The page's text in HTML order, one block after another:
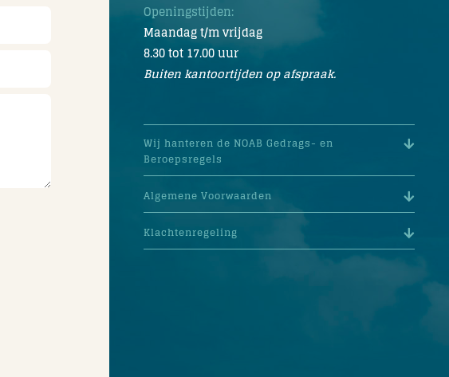
Openingstijden:
Maandag t/m vrijdag
8.30 tot 17.00 uur
Buiten kantoortijden op afspraak.
Wij hanteren de NOAB Gedrags- en
Beroepsregels
Algemene Voorwaarden
Klachtenregeling